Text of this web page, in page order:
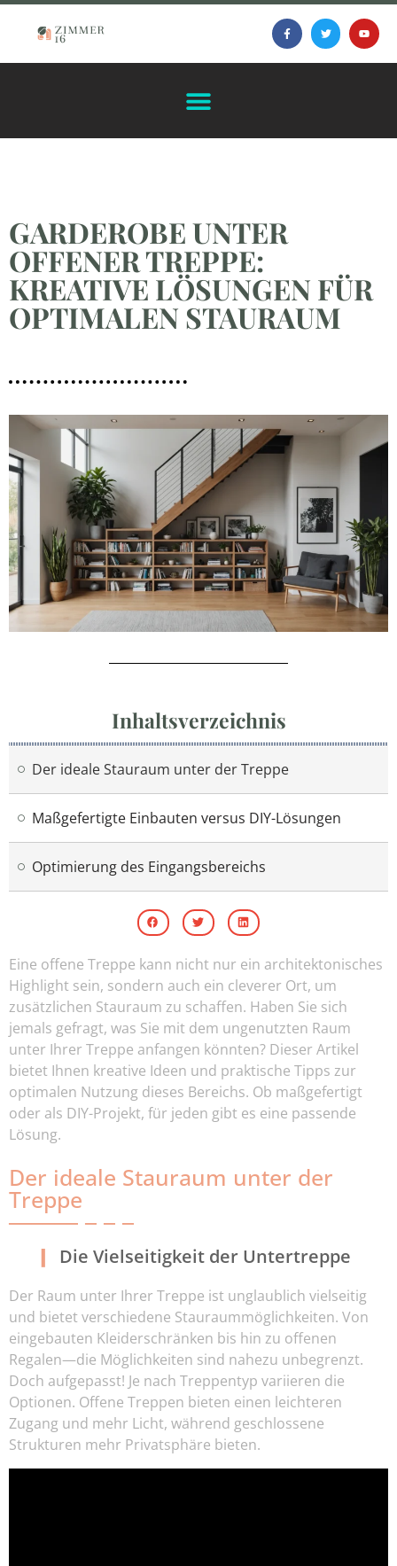
GARDEROBE UNTER
OFFENER TREPPE:
KREATIVE LÖSUNGEN FÜR
OPTIMALEN STAURAUM
Inhaltsverzeichnis
Der ideale Stauraum unter der Treppe
Maßgefertigte Einbauten versus DIY-Lösungen
Optimierung des Eingangsbereichs
Eine offene Treppe kann nicht nur ein architektonisches
Highlight sein, sondern auch ein cleverer Ort, um
zusätzlichen Stauraum zu schaffen. Haben Sie sich
jemals gefragt, was Sie mit dem ungenutzten Raum
unter Ihrer Treppe anfangen könnten? Dieser Artikel
bietet Ihnen kreative Ideen und praktische Tipps zur
optimalen Nutzung dieses Bereichs. Ob maßgefertigt
oder als DIY-Projekt, für jeden gibt es eine passende
Lösung.
Der ideale Stauraum unter der
Treppe
Die Vielseitigkeit der Untertreppe
Der Raum unter Ihrer Treppe ist unglaublich vielseitig
und bietet verschiedene Stauraummöglichkeiten. Von
eingebauten Kleiderschränken bis hin zu offenen
Regalen—die Möglichkeiten sind nahezu unbegrenzt.
Doch aufgepasst! Je nach Treppentyp variieren die
Optionen. Offene Treppen bieten einen leichteren
Zugang und mehr Licht, während geschlossene
Strukturen mehr Privatsphäre bieten.